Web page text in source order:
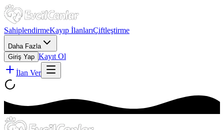
SahiplendirmeKayıp İlanlarıÇiftleştirme
Daha Fazla
Giriş Yap Kayıt Ol
İlan Ver